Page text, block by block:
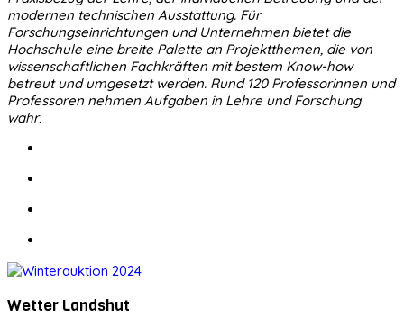
modernen technischen Ausstattung. Für
Forschungseinrichtungen und Unternehmen bietet die
Hochschule eine breite Palette an Projektthemen, die von
wissenschaftlichen Fachkräften mit bestem Know-how
betreut und umgesetzt werden. Rund 120 Professorinnen und
Professoren nehmen Aufgaben in Lehre und Forschung
wahr.
Wetter Landshut